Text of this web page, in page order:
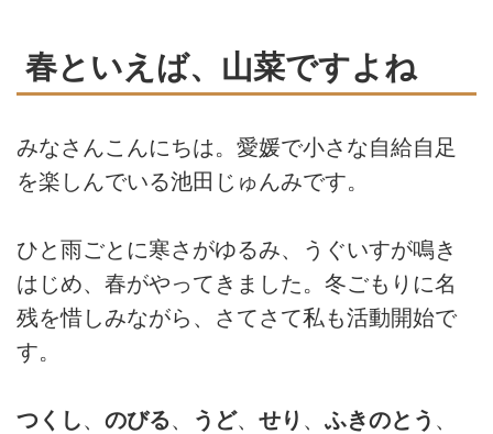
春といえば、山菜ですよね
みなさんこんにちは。愛媛で小さな自給自足
を楽しんでいる池田じゅんみです。
ひと雨ごとに寒さがゆるみ、うぐいすが鳴き
はじめ、春がやってきました。冬ごもりに名
残を惜しみながら、さてさて私も活動開始で
す。
つくし、 のびる、 うど、 せり 、 ふきのとう 、